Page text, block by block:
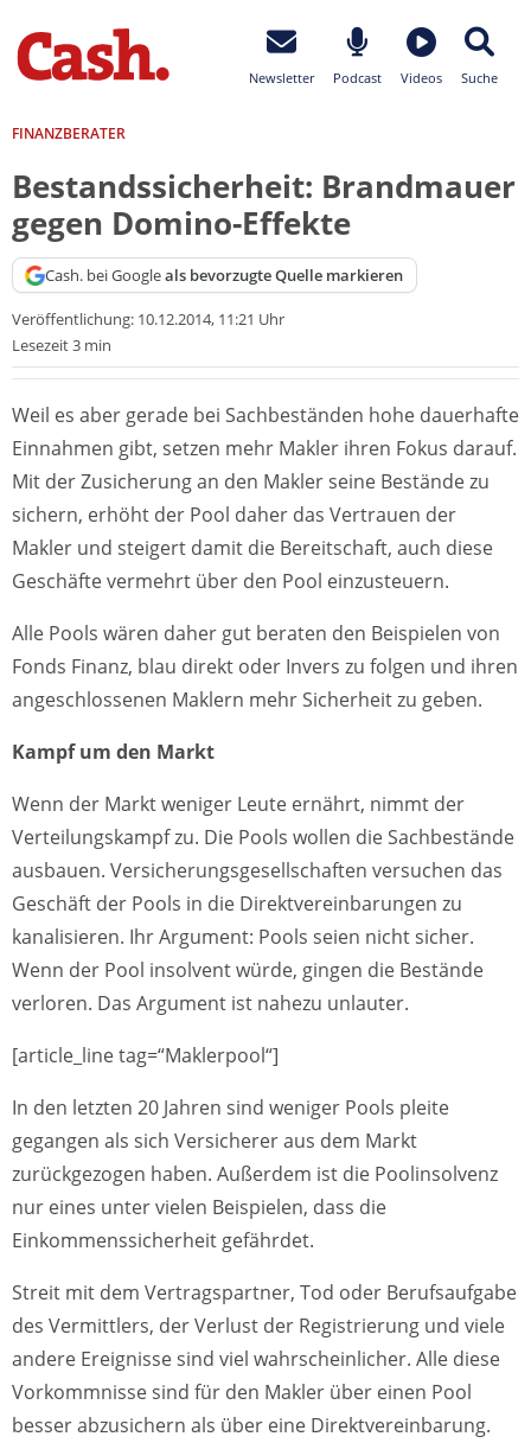
Newsletter Podcast Videos Suche
FINANZBERATER
Bestandssicherheit: Brandmauer
gegen Domino-Effekte
Cash. bei Googleals bevorzugte Quelle markieren
Veröffentlichung: 10.12.2014, 11:21 Uhr
Lesezeit 3 min
Weil es aber gerade bei Sachbeständen hohe dauerhafte
Einnahmen gibt, setzen mehr Makler ihren Fokus darauf.
Mit der Zusicherung an den Makler seine Bestände zu
sichern, erhöht der Pool daher das Vertrauen der
Makler und steigert damit die Bereitschaft, auch diese
Geschäfte vermehrt über den Pool einzusteuern.
Alle Pools wären daher gut beraten den Beispielen von
Fonds Finanz, blau direkt oder Invers zu folgen und ihren
angeschlossenen Maklern mehr Sicherheit zu geben.
Kampf um den Markt
Wenn der Markt weniger Leute ernährt, nimmt der
Verteilungskampf zu. Die Pools wollen die Sachbestände
ausbauen. Versicherungsgesellschaften versuchen das
Geschäft der Pools in die Direktvereinbarungen zu
kanalisieren. Ihr Argument: Pools seien nicht sicher.
Wenn der Pool insolvent würde, gingen die Bestände
verloren. Das Argument ist nahezu unlauter.
[article_line tag=“Maklerpool“]
In den letzten 20 Jahren sind weniger Pools pleite
gegangen als sich Versicherer aus dem Markt
zurückgezogen haben. Außerdem ist die Poolinsolvenz
nur eines unter vielen Beispielen, dass die
Einkommenssicherheit gefährdet.
Streit mit dem Vertragspartner, Tod oder Berufsaufgabe
des Vermittlers, der Verlust der Registrierung und viele
andere Ereignisse sind viel wahrscheinlicher. Alle diese
Vorkommnisse sind für den Makler über einen Pool
besser abzusichern als über eine Direktvereinbarung.